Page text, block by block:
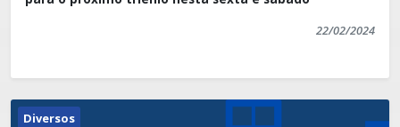
22/02/2024
Diversos